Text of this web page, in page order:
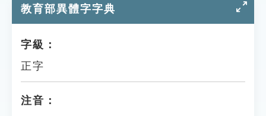
貓頭鷹博士
教育部異體字字典
字級：
正字
注音：